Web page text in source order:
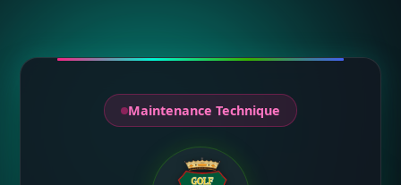
Maintenance Technique